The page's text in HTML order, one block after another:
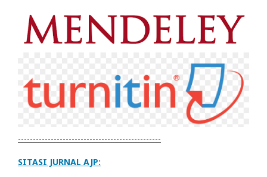
------------------------------------------------
SITASI JURNAL AJP: